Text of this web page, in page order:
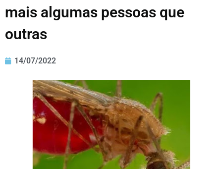
mais algumas pessoas que
outras
14/07/2022